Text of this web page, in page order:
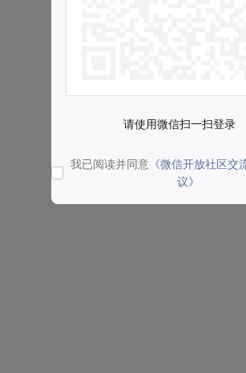
请使用微信扫一扫登录
我已阅读并同意 《微信开放社区交
议》